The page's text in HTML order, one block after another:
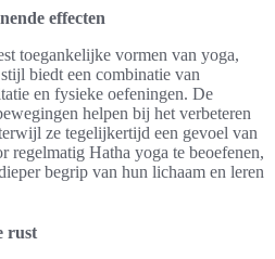
effecten
toegankelijke vormen van yoga,
biedt een combinatie van
en fysieke oefeningen. De
helpen bij het verbeteren
ze tegelijkertijd een gevoel van
regelmatig Hatha yoga te beoefenen,
begrip van hun lichaam en leren
rust